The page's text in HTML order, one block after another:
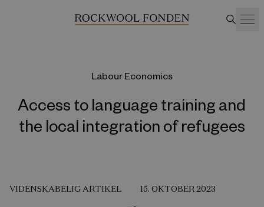
Labour Economics
Access to language training and
the local integration of refugees
VIDENSKABELIG ARTIKEL 15. OKTOBER 2023